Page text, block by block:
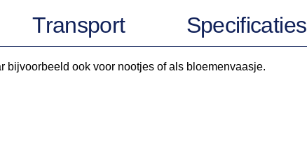
Transport Specificaties
bijvoorbeeld ook voor nootjes of als bloemenvaasje.